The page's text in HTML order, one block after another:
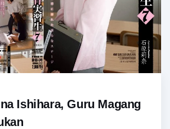
Ishihara, Guru Magang